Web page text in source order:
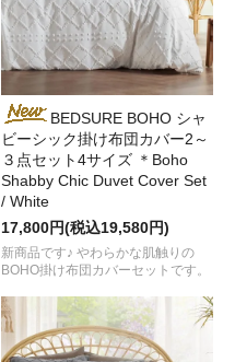
BEDSURE BOHO シャ
ビーシック掛け布団カバー2～
３点セット4サイズ ＊Boho
Shabby Chic Duvet Cover Set
/ White
17,800円(税込19,580円)
新商品です♪ やわらかな肌触りの
BOHO掛け布団カバーセットです。